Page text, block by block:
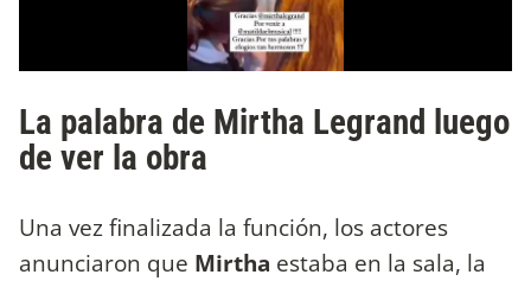
La palabra de Mirtha Legrand luego
de ver la obra
Una vez finalizada la función, los actores
anunciaron que Mirtha estaba en la sala, la